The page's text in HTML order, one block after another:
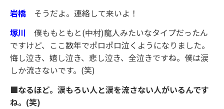
岩橋 そうだよ。連絡して来いよ！
塚川 僕ももともと(中村)龍人みたいなタイプだったん
ですけど、ここ数年でポロポロ泣くようになりました。
悔し泣き、嬉し泣き、悲し泣き、全泣きですね。僕は涙
しか流さないです。(笑)
■なるほど。涙もろい人と涙を流さない人がいるんです
ね。(笑)